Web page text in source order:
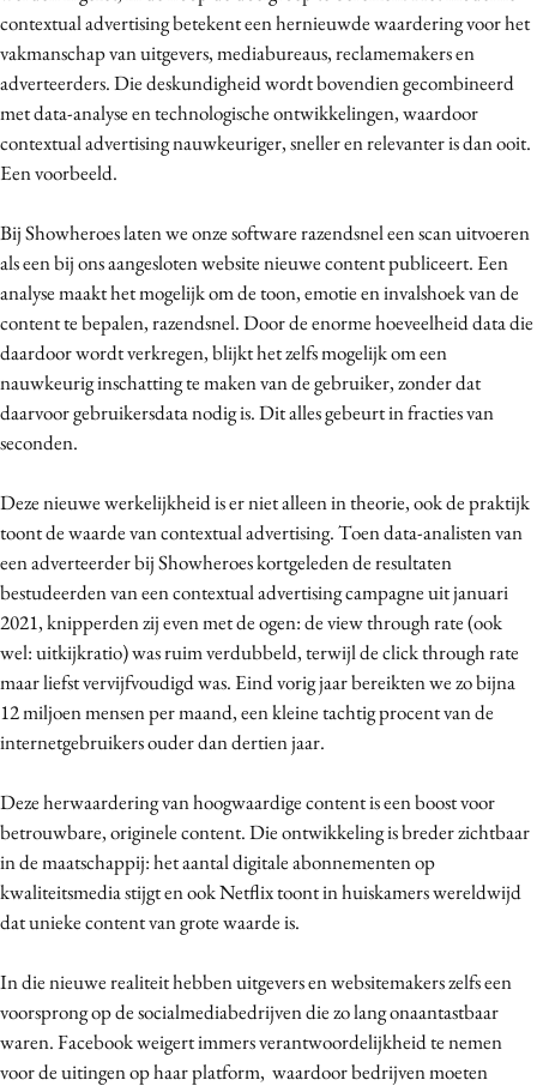
contextual advertising betekent een hernieuwde waardering voor het
vakmanschap van uitgevers, mediabureaus, reclamemakers en
adverteerders. Die deskundigheid wordt bovendien gecombineerd
met data-analyse en technologische ontwikkelingen, waardoor
contextual advertising nauwkeuriger, sneller en relevanter is dan ooit.
Een voorbeeld.
Bij Showheroes laten we onze software razendsnel een scan uitvoeren
als een bij ons aangesloten website nieuwe content publiceert. Een
analyse maakt het mogelijk om de toon, emotie en invalshoek van de
content te bepalen, razendsnel. Door de enorme hoeveelheid data die
daardoor wordt verkregen, blijkt het zelfs mogelijk om een
nauwkeurig inschatting te maken van de gebruiker, zonder dat
daarvoor gebruikersdata nodig is. Dit alles gebeurt in fracties van
seconden.
Deze nieuwe werkelijkheid is er niet alleen in theorie, ook de praktijk
toont de waarde van contextual advertising. Toen data-analisten van
een adverteerder bij Showheroes kortgeleden de resultaten
bestudeerden van een contextual advertising campagne uit januari
2021, knipperden zij even met de ogen: de view through rate (ook
wel: uitkijkratio) was ruim verdubbeld, terwijl de click through rate
maar liefst vervijfvoudigd was. Eind vorig jaar bereikten we zo bijna
12 miljoen mensen per maand, een kleine tachtig procent van de
internetgebruikers ouder dan dertien jaar.
Deze herwaardering van hoogwaardige content is een boost voor
betrouwbare, originele content. Die ontwikkeling is breder zichtbaar
in de maatschappij: het aantal digitale abonnementen op
kwaliteitsmedia stijgt en ook Netflix toont in huiskamers wereldwijd
dat unieke content van grote waarde is.
In die nieuwe realiteit hebben uitgevers en websitemakers zelfs een
voorsprong op de socialmediabedrijven die zo lang onaantastbaar
waren. Facebook weigert immers verantwoordelijkheid te nemen
voor de uitingen op haar platform, waardoor bedrijven moeten